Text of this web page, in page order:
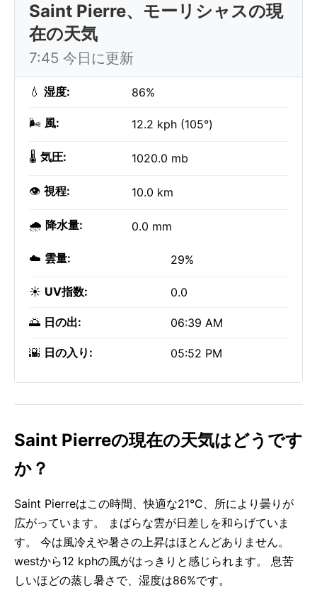
Saint Pierre、モーリシャスの現
在の天気
7:45 今日に更新
💧 湿度: 86%
🌬️ 風: 12.2 kph (105°)
🌡️ 気圧: 1020.0 mb
👁️ 視程: 10.0 km
🌧️ 降水量: 0.0 mm
☁️ 雲量: 29%
☀️ UV指数: 0.0
🌅 日の出: 06:39 AM
🌇 日の入り: 05:52 PM
Saint Pierreの現在の天気はどうです
か？
Saint Pierreはこの時間、快適な21°C、所により曇りが
広がっています。 まばらな雲が日差しを和らげていま
す。 今は風冷えや暑さの上昇はほとんどありません。
westから12 kphの風がはっきりと感じられます。 息苦
しいほどの蒸し暑さで、湿度は86%です。